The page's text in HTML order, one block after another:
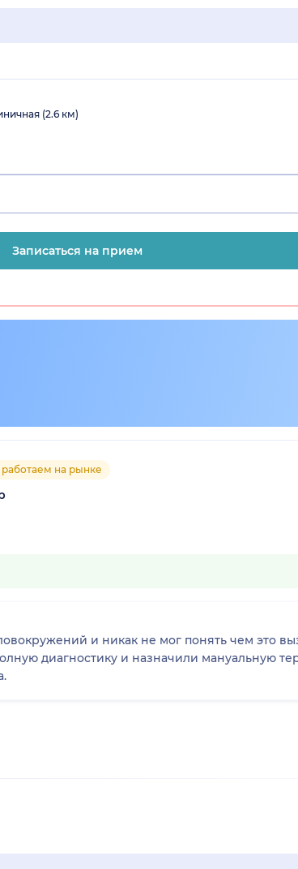
(2.6 км)
Записаться на прием
работаем на рынке
и никак не мог понять чем это
диагностику и назначили мануальную